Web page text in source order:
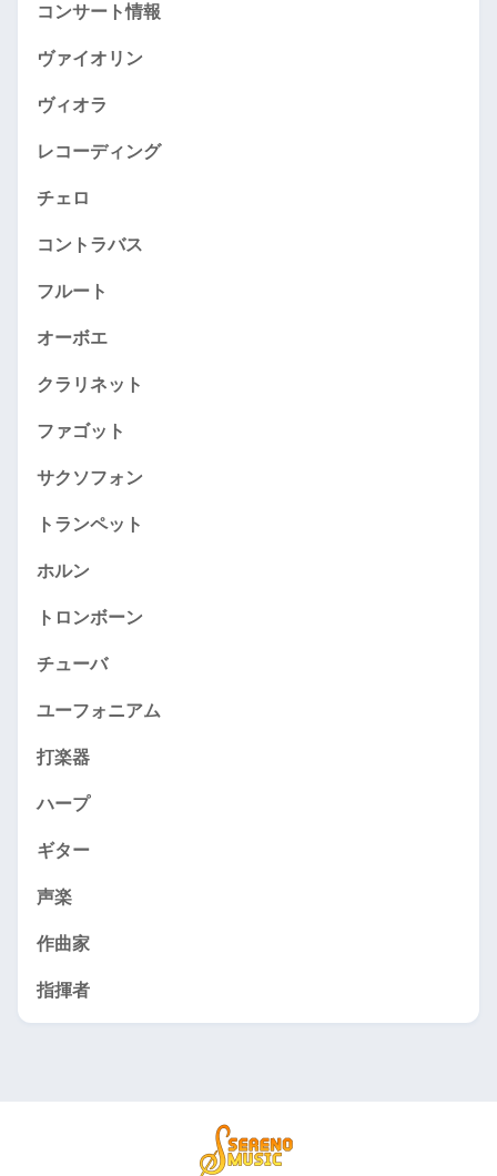
コンサート情報
ヴァイオリン
ヴィオラ
レコーディング
チェロ
コントラバス
フルート
オーボエ
クラリネット
ファゴット
サクソフォン
トランペット
ホルン
トロンボーン
チューバ
ユーフォニアム
打楽器
ハープ
ギター
声楽
作曲家
指揮者